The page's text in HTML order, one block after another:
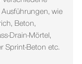
wie
Beton,
Drain-Mörtel,
Sprint-Beton etc.